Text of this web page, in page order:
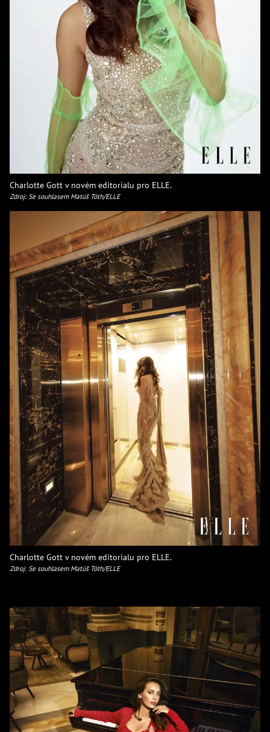
Charlotte Gott v novém editorialu pro ELLE.
Zdroj: Se souhlasem Matúš Tóth/ELLE
Charlotte Gott v novém editorialu pro ELLE.
Zdroj: Se souhlasem Matúš Tóth/ELLE